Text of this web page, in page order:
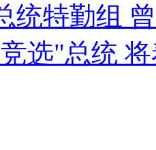
面不公正
统特勤组
选"总统